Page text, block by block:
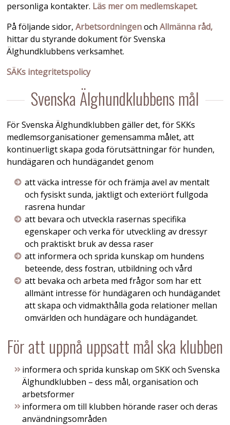
personliga kontakter. Läs mer om medlemskapet.
På följande sidor,ArbetsordningenochAllmänna råd,
hittar du styrande dokument för Svenska
Älghundklubbens verksamhet.
SÄKs integritetspolicy
Svenska Älghundklubbens mål
För Svenska Älghundklubben gäller det, för SKKs
medlemsorganisationer gemensamma målet, att
kontinuerligt skapa goda förutsättningar för hunden,
hundägaren och hundägandet genom
att väcka intresse för och främja avel av mentalt
och fysiskt sunda, jaktligt och exteriört fullgoda
rasrena hundar
att bevara och utveckla rasernas specifika
egenskaper och verka för utveckling av dressyr
och praktiskt bruk av dessa raser
att informera och sprida kunskap om hundens
beteende, dess fostran, utbildning och vård
att bevaka och arbeta med frågor som har ett
allmänt intresse för hundägaren och hundägandet
att skapa och vidmakthålla goda relationer mellan
omvärlden och hundägare och hundägandet.
För att uppnå uppsatt mål ska klubben
informera och sprida kunskap om SKK och Svenska
Älghundklubben – dess mål, organisation och
arbetsformer
informera om till klubben hörande raser och deras
användningsområden